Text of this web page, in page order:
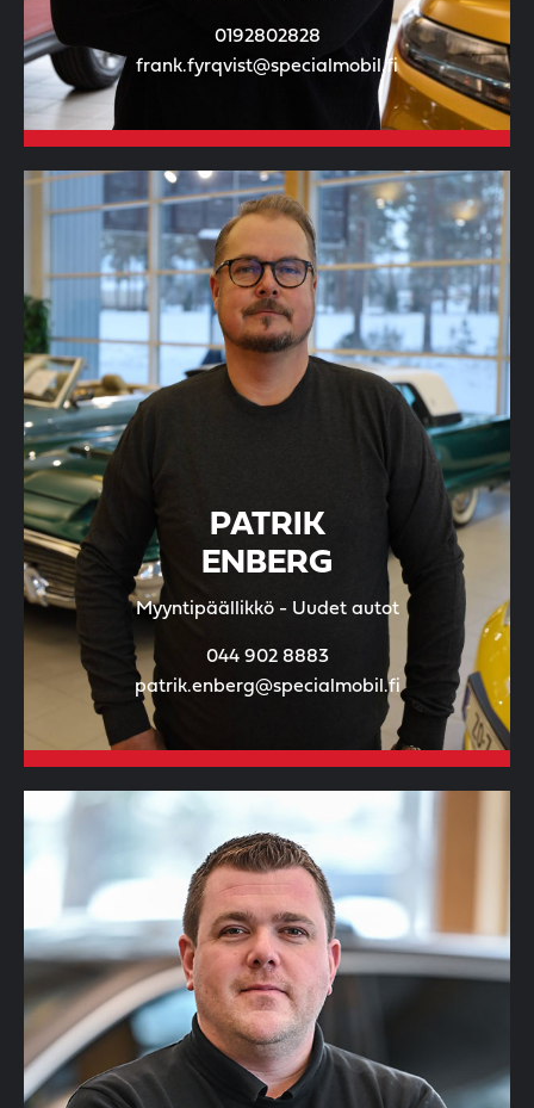
0192802828
frank.fyrqvist@specialmobil.fi
PATRIK
ENBERG
Myyntipäällikkö - Uudet autot
044 902 8883
patrik.enberg@specialmobil.fi